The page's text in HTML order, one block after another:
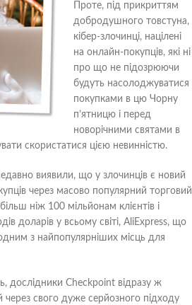
Проте, під прикриттям
добродушного товстуна,
кібер-злочинці, націлені
на онлайн-покупців, які ні
про що не підозрюючи
будуть насолоджуватися
покупками в цю Чорну
п’ятницю і перед
новорічними святами в
скористатися цією невинністю.
виявили, що у злочинців є новий
через масово популярний торговий
ніж 100 мільйонам клієнтів і
доларів у всьому світі, AliExpress, що
з найпопулярніших місць для
дослідники Checkpoint відразу ж
через свого дуже серйозного підходу